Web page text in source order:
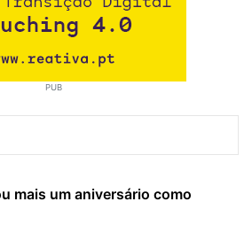
PUB
mais um aniversário como